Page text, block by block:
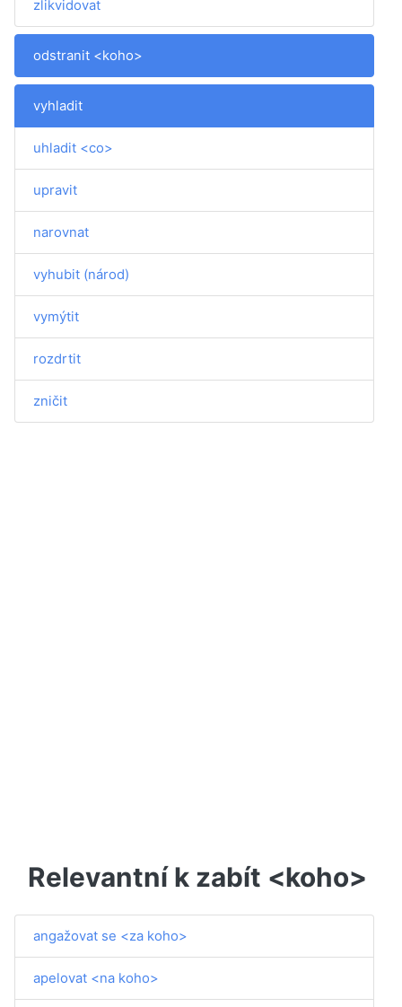
zlikvidovat
odstranit <koho>
vyhladit
uhladit <co>
upravit
narovnat
vyhubit (národ)
vymýtit
rozdrtit
zničit
Relevantní k zabít <koho>
angažovat se <za koho>
apelovat <na koho>